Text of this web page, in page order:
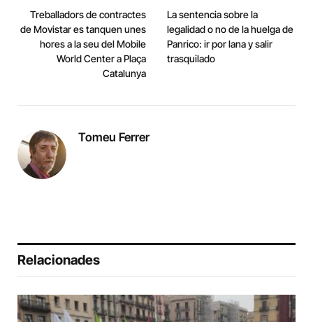
Treballadors de contractes
de Movistar es tanquen unes
hores a la seu del Mobile
World Center a Plaça
Catalunya
La sentencia sobre la
legalidad o no de la huelga de
Panrico: ir por lana y salir
trasquilado
Tomeu Ferrer
Relacionades